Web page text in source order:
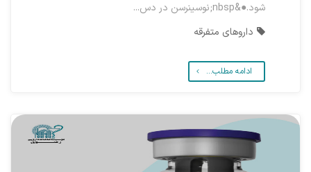
شود.●&nbsp;نوسینرسن در دس...
داروهای متفرقه
ادامه مطلب...